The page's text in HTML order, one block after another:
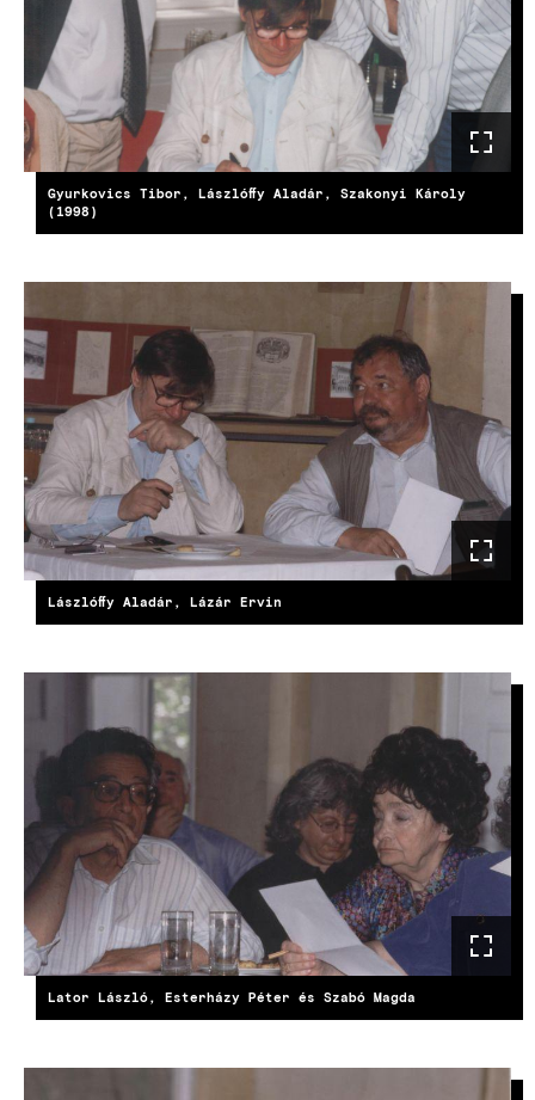
Gyurkovics Tibor, Lászlóffy Aladár, Szakonyi Károly
(1998)
Lászlóffy Aladár, Lázár Ervin
Lator László, Esterházy Péter és Szabó Magda